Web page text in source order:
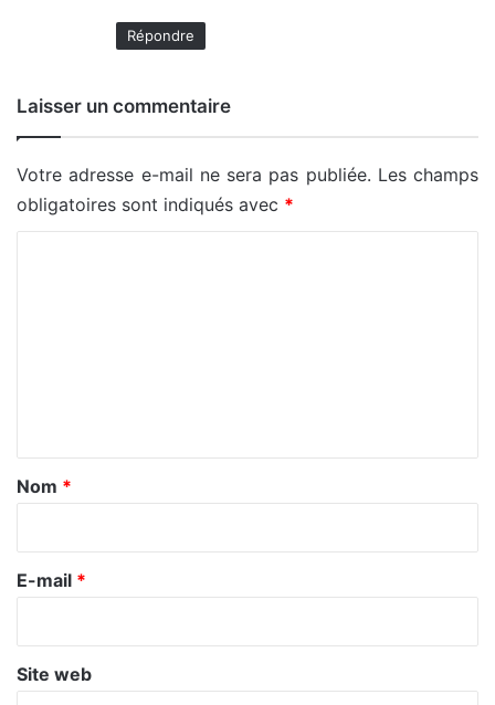
Répondre
Laisser un commentaire
Votre adresse e-mail ne sera pas publiée. Les champs
obligatoires sont indiqués avec *
a
e
Nom *
E-mail *
Site web